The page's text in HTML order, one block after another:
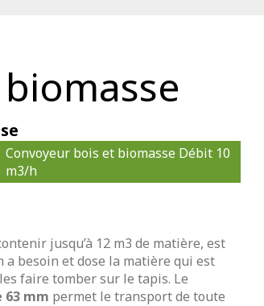
Convoyeur bois et biomasse Débit 10
m3/h
jusqu’à 12 m3 de matière, est
a besoin et dose la matière qui est
faire tomber sur le tapis. Le
63 mm permet le transport de toute